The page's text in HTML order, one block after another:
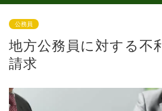
公務員
地方公務員に対する不
請求